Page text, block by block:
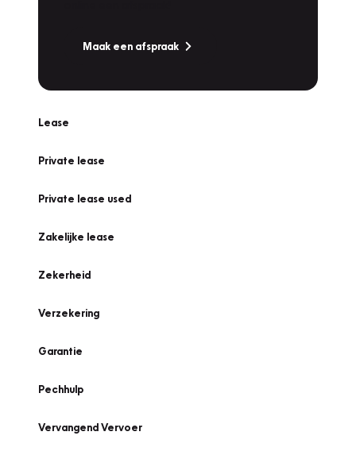
Maak een afspraak
Lease
Private lease
Private lease used
Zakelijke lease
Zekerheid
Verzekering
Garantie
Pechhulp
Vervangend Vervoer